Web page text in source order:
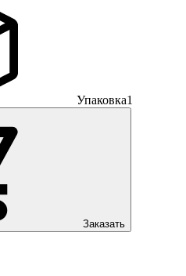
Упаковка1
Заказать